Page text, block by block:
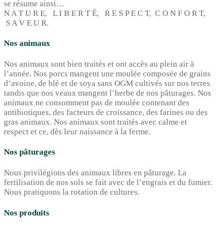
se résume ainsi…
N A T U R E, L I B E R T É, R E S P E C T, C O N F O R T,
S A V E U R.
Nos animaux
Nos animaux sont bien traités et ont accès au plein air à
l’année. Nos porcs mangent une moulée composée de grains
d’avoine, de blé et de soya sans OGM cultivés sur nos terres
tandis que nos veaux mangent l’herbe de nos pâturages. Nos
animaux ne consomment pas de moulée contenant des
antibiotiques, des facteurs de croissance, des farines ou des
gras animaux. Nos animaux sont traités avec calme et
respect et ce, dès leur naissance à la ferme.
Nos pâturages
Nous privilégions des animaux libres en pâturage. La
fertilisation de nos sols se fait avec de l’engrais et du fumier.
Nous pratiquons la rotation de cultures.
Nos produits